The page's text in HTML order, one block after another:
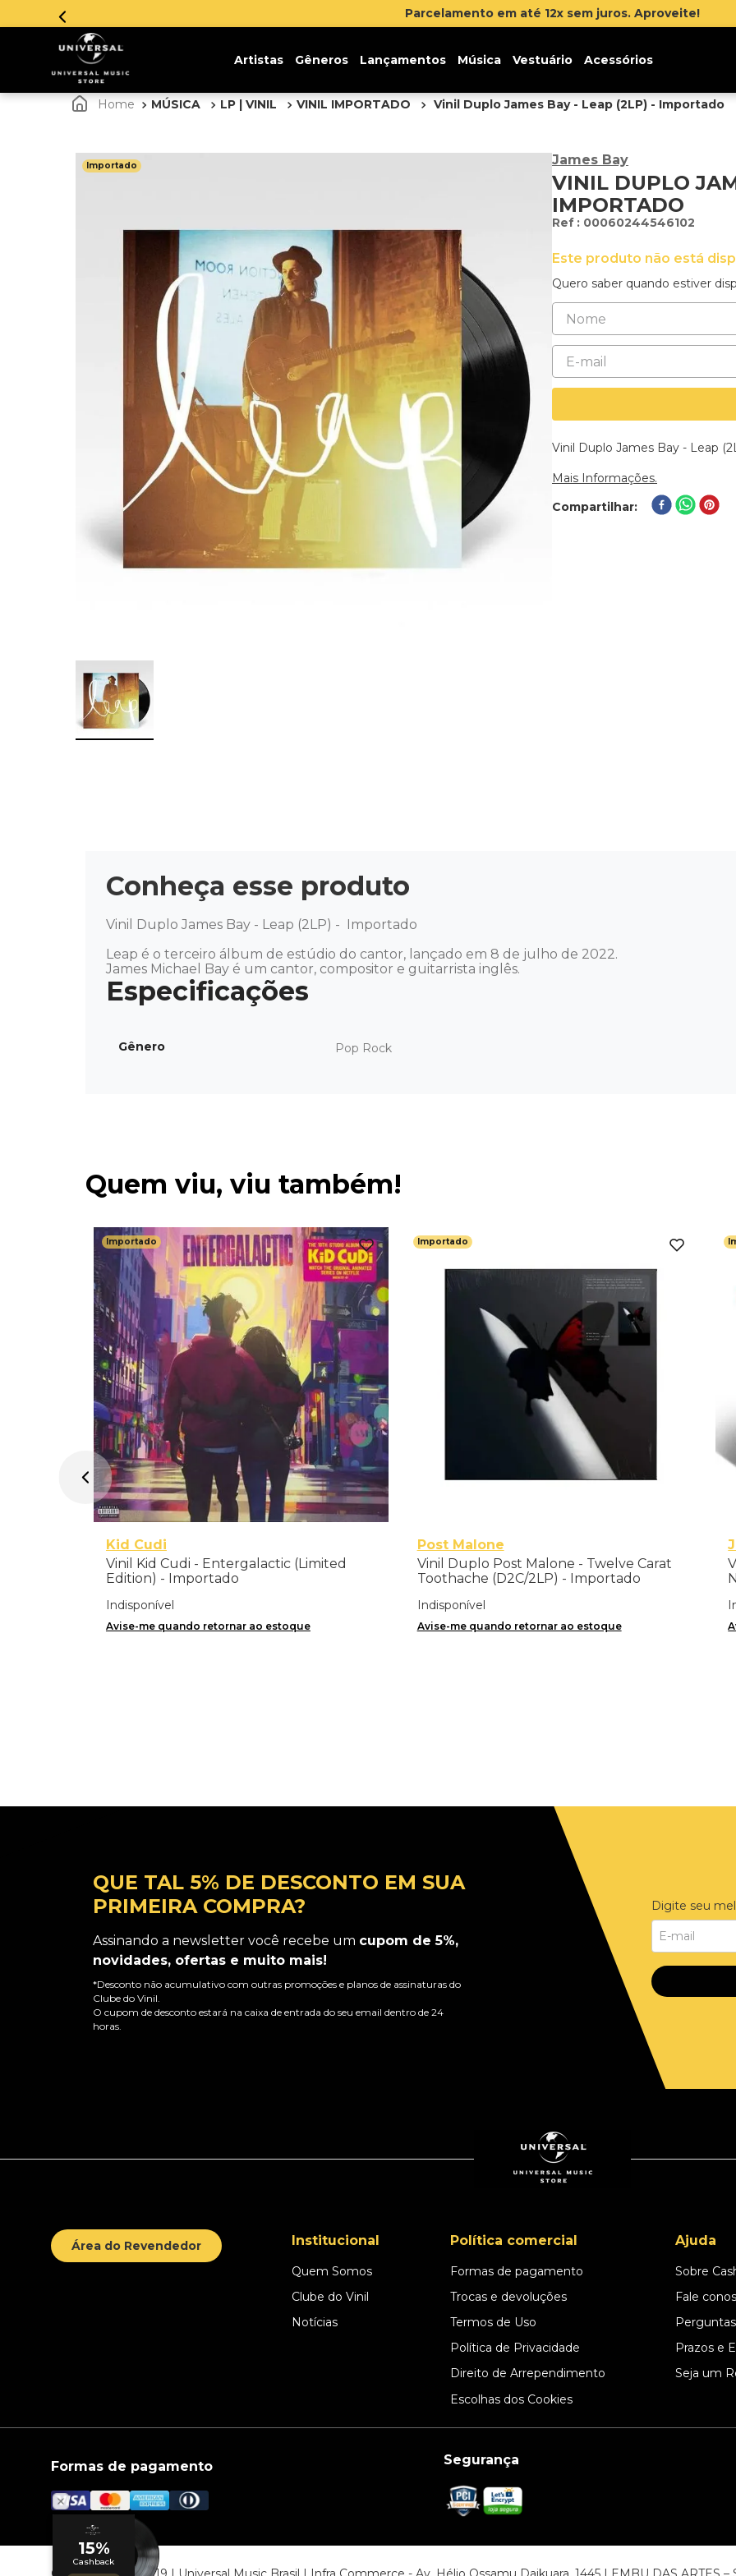
Parcelamento em até 12x sem juros. Aproveite!
Artistas Gêneros Lançamentos Música Vestuário Acessórios
MÚSICA LP | VINIL VINIL IMPORTADO Vinil Duplo James Bay - Leap (2LP) - Importado
Importado James Bay
VINIL DUPLO
IMPORTADO
: 00060244546102
Este produto não está
Quero saber quando estiver
Mais Informações.
Compartilhar
Conheça esse produto
Vinil Duplo James Bay - Leap (2LP) -  Importado
Leap é o terceiro álbum de estúdio do cantor, lançado em 8 de julho de 2022.
James Michael Bay é um cantor, compositor e guitarrista inglês.
Gênero Pop Rock
Quem viu, viu também!
Importado
Kid Cudi
Vinil Kid Cudi - Entergalactic (Limited
Edition) - Importado
Indisponível
Avise-me quando retornar ao estoque
Importado
Post Malone
Vinil Duplo Post Malone - Twelve Carat
Toothache (D2C/2LP) - Importado
Indisponível
Avise-me quando retornar ao estoque
QUE TAL 5% DE DESCONTO EM SUA
PRIMEIRA COMPRA?
Assinando a newsletter você recebe um cupom de 5%,
novidades, ofertas e muito mais!
*Desconto não acumulativo com outras promoções e planos de assinaturas do
Clube do Vinil.
O cupom de desconto estará na caixa de entrada do seu email dentro de 24
horas.
Digite seu
Área do Revendedor Institucional
Quem Somos
Clube do Vinil
Notícias
Política comercial
Formas de pagamento
Trocas e devoluções
Termos de Uso
Política de Privacidade
Direito de Arrependimento
Escolhas dos Cookies
Ajuda
Sobre
Fale
Prazos e
Seja um
Formas de pagamento Segurança